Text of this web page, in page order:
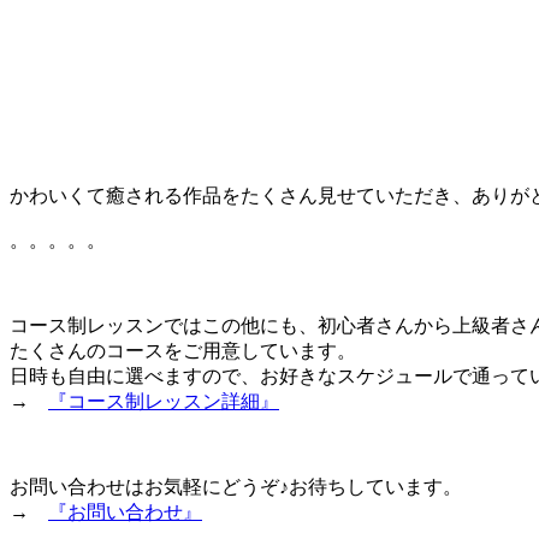
かわいくて癒される作品をたくさん見せていただき、ありが
。。。。。
コース制レッスンではこの他にも、初心者さんから上級者さ
たくさんのコースをご用意しています。
日時も自由に選べますので、お好きなスケジュールで通って
→
『コース制レッスン詳細』
お問い合わせはお気軽にどうぞ♪お待ちしています。
→
『お問い合わせ』